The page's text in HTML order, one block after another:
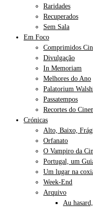
Raridades
Recuperados
Sem Sala
Em Foco
Comprimidos
Divulgação
In Memoriam
Melhores do Ano
Palatorium
Passatempos
Recortes do
Crónicas
Alto, Baixo,
Orfanato
O Vampiro da
Portugal, um
Um lugar na
Week-End
Arquivo
Au